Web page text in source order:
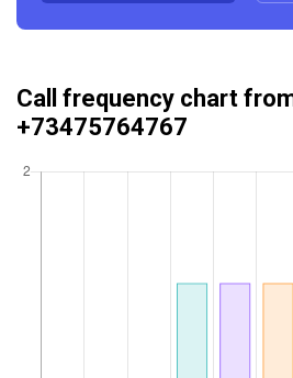
Call frequency chart
+73475764767